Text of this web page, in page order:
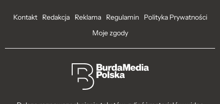
Kontakt Redakcja Reklama Regulamin
Polityka Prywatności
Moje zgody